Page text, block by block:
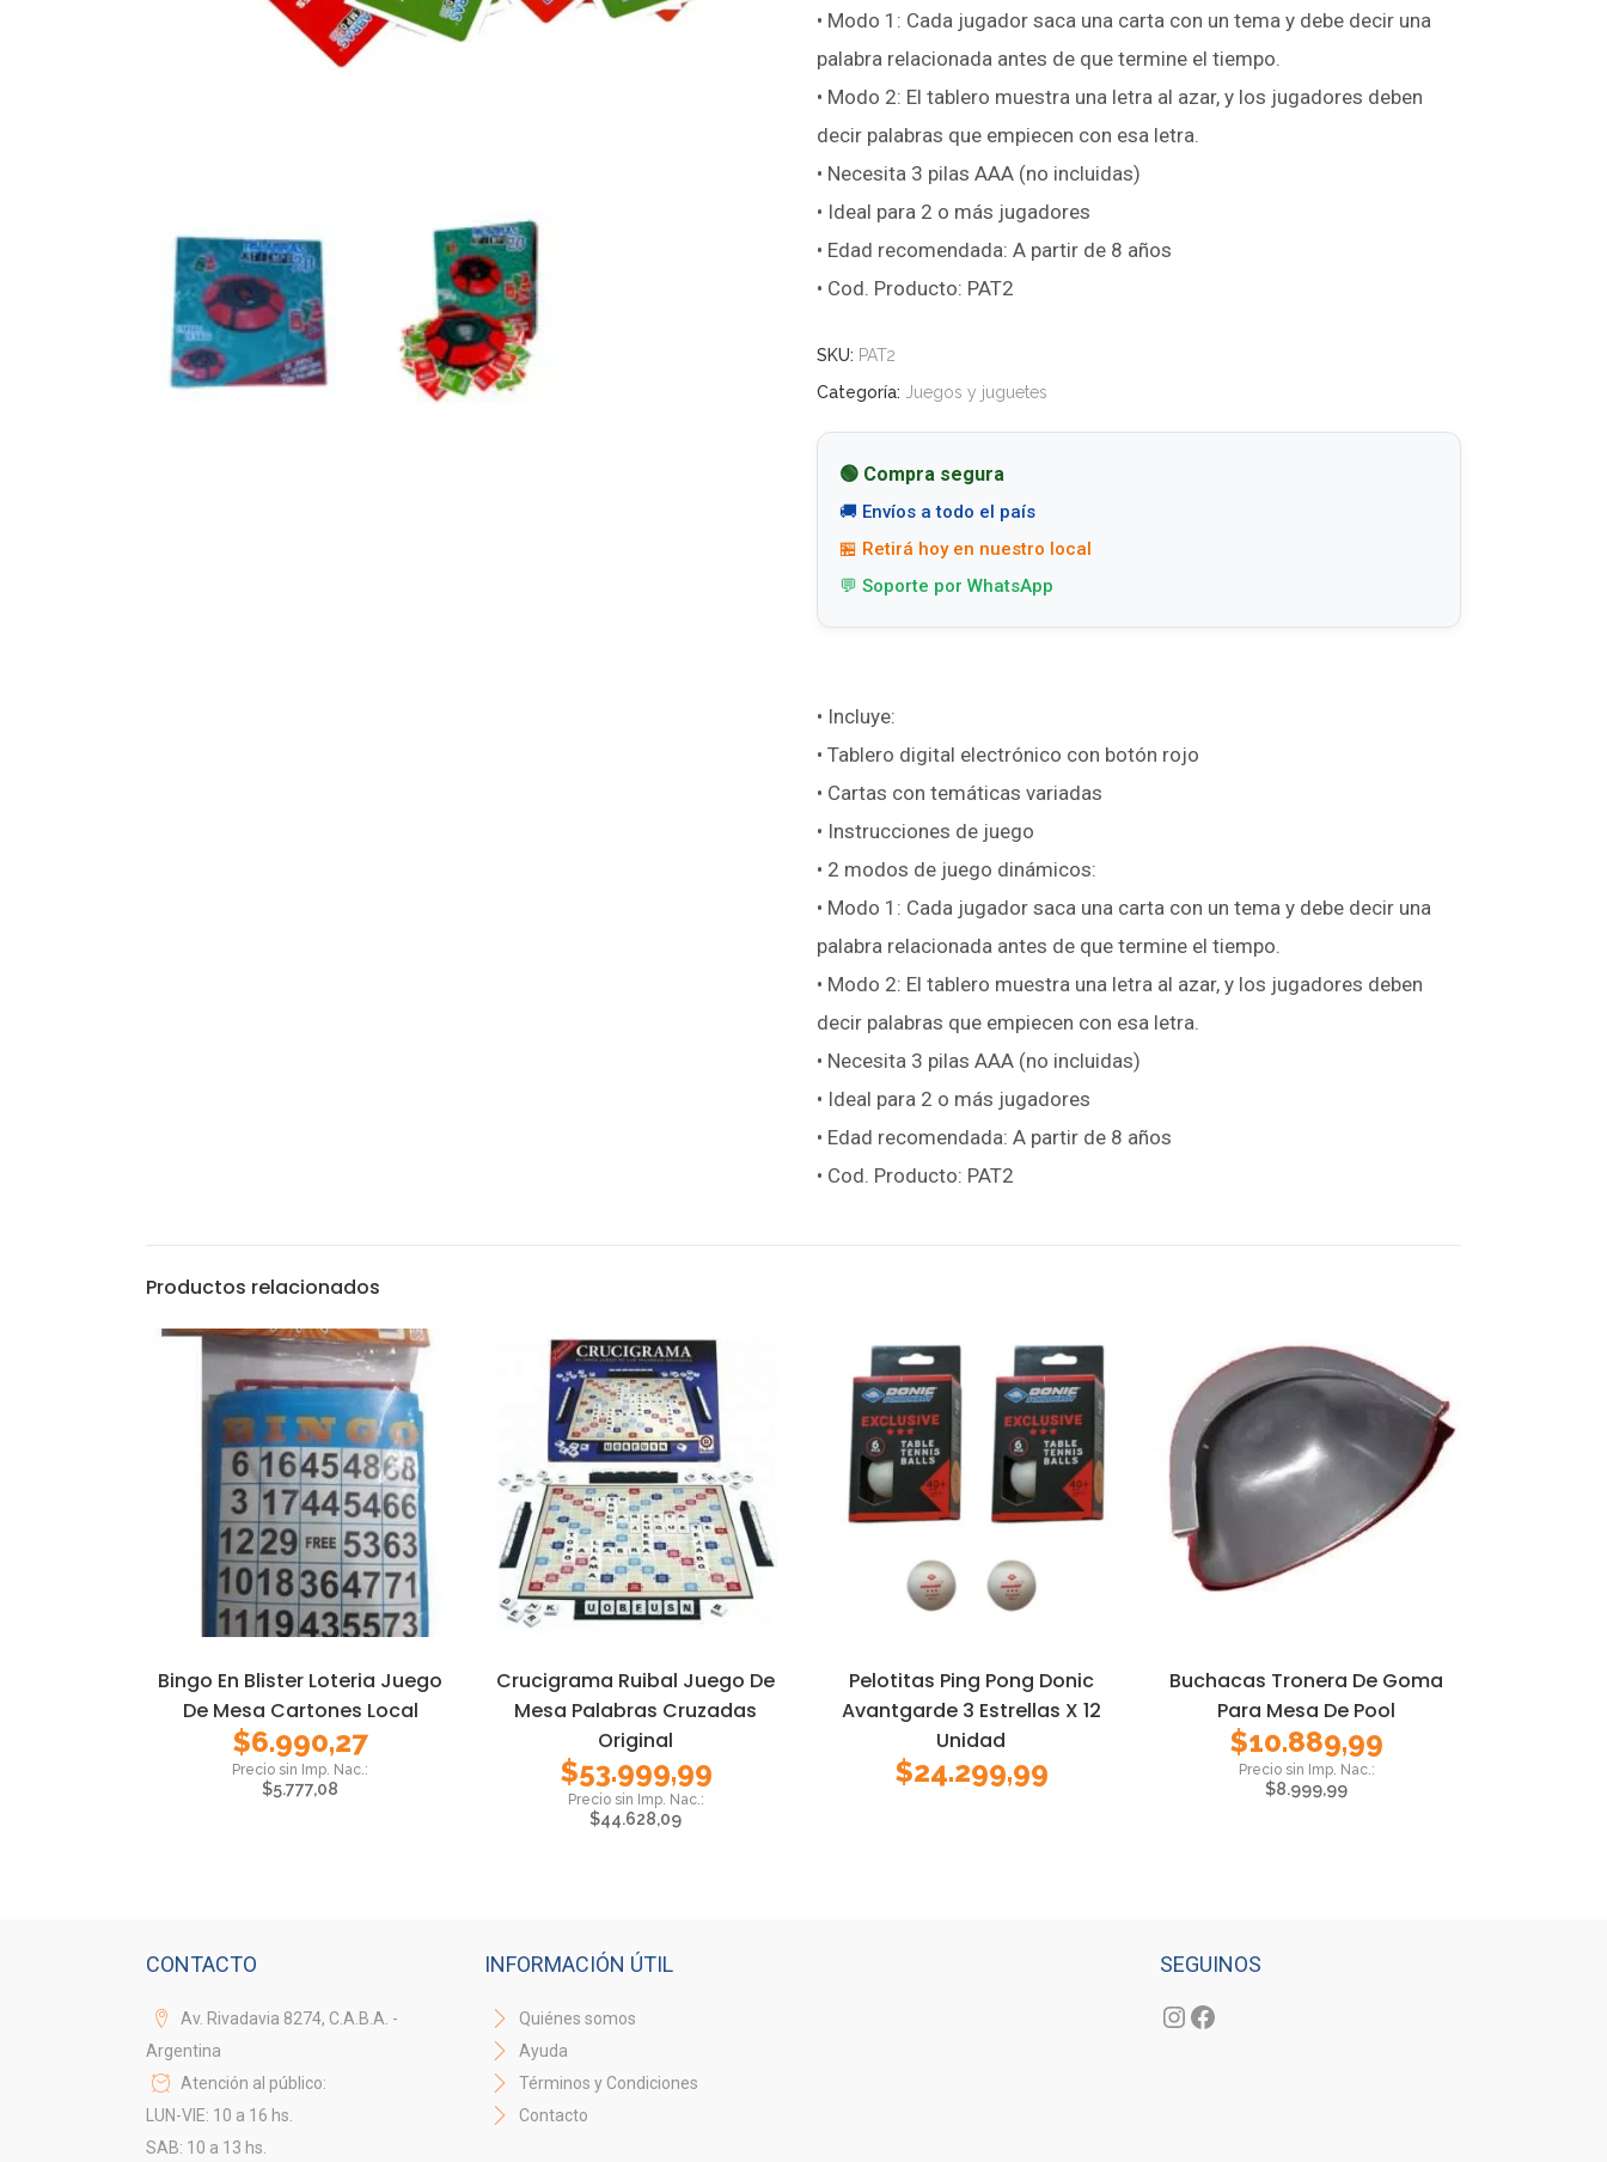
• Modo 1: Cada jugador saca una carta con un tema y debe decir una
palabra relacionada antes de que termine el tiempo.
• Modo 2: El tablero muestra una letra al azar, y los jugadores deben
decir palabras que empiecen con esa letra.
• Necesita 3 pilas AAA (no incluidas)
• Ideal para 2 o más jugadores
• Edad recomendada: A partir de 8 años
• Cod. Producto: PAT2
SKU: PAT2
Categoría: Juegos y juguetes
🟢 Compra segura
🚚 Envíos a todo el país
🏪 Retirá hoy en nuestro local
💬 Soporte por WhatsApp
• Incluye:
• Tablero digital electrónico con botón rojo
• Cartas con temáticas variadas
• Instrucciones de juego
• 2 modos de juego dinámicos:
• Modo 1: Cada jugador saca una carta con un tema y debe decir una
palabra relacionada antes de que termine el tiempo.
• Modo 2: El tablero muestra una letra al azar, y los jugadores deben
decir palabras que empiecen con esa letra.
• Necesita 3 pilas AAA (no incluidas)
• Ideal para 2 o más jugadores
• Edad recomendada: A partir de 8 años
• Cod. Producto: PAT2
Productos relacionados
Bingo En Blister Loteria Juego
De Mesa Cartones Local
$6.990,27
$5.777,08
Crucigrama Ruibal Juego De
Mesa Palabras Cruzadas
Original
$53.999,99
$44.628,09
Pelotitas Ping Pong Donic
Avantgarde 3 Estrellas X 12
Unidad
$24.299,99
Buchacas Tronera De Goma
Para Mesa De Pool
$10.889,99
$8.999,99
CONTACTO
Av. Rivadavia 8274, C.A.B.A. -
Argentina
Atención al público:
LUN-VIE: 10 a 16 hs.
SAB: 10 a 13 hs.
INFORMACIÓN ÚTIL
Quiénes somos
Ayuda
Términos y Condiciones
Contacto
SEGUINOS
Instagram
Facebook